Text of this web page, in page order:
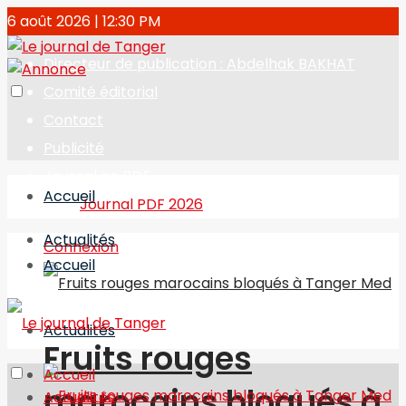
6 août 2026 | 12:30 PM
Directeur de publication : Abdelhak BAKHAT
Journal PDF 2026
Connexion
Accueil
Actualités
Fruits rouges
Accueil
Actualités
Accueil
Actualités